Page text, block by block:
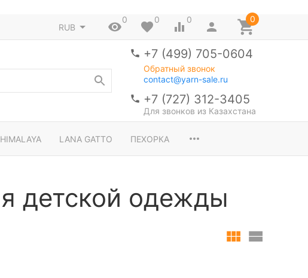
RUB
0 0 0 0
+7 (499) 705-0604
Обратный звонок
contact@yarn-sale.ru
+7 (727) 312-3405
Для звонков из Казахстана
HIMALAYA LANA GATTO ПЕХОРКА
детской одежды